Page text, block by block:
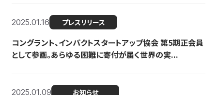
2025.01.16 プレスリリース
コングラント、インパクトスタートアップ協会 第5期正会員
として参画。あらゆる困難に寄付が届く世界の実...
2025.01.09 お知らせ